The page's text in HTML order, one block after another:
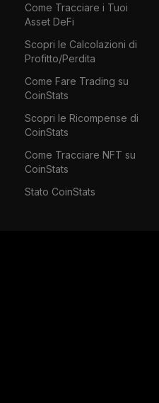
Come Tracciare i Tuoi
Asset DeFi
Scopri le Calcolazioni di
Profitto/Perdita
Come Fare Trading su
CoinStats
Scopri le Ricompense di
CoinStats
Come Tracciare NFT su
CoinStats
Stato CoinStats